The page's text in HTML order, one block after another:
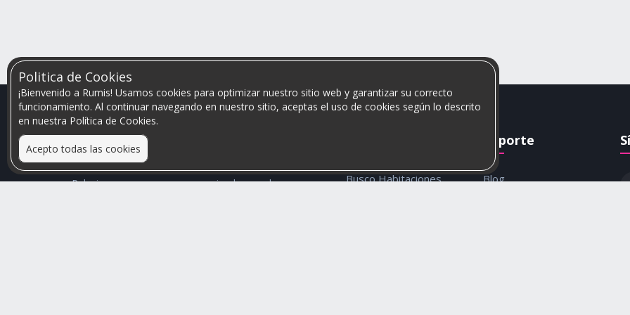
Politica de Cookies
¡Bienvenido a Rumis! Usamos cookies para optimizar nuestro sitio web y garantizar su correcto
funcionamiento. Al continuar navegando en nuestro sitio, aceptas el uso de cookies según lo descrito
en nuestra Política de Cookies.
Acepto todas las cookies
Relacionamos personas que arriendan con las que
Busco Habitaciones
Soporte
Blog